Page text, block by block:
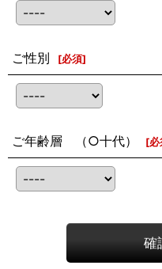
ご性別 [必須]
ご年齢層 （○十代） [必
確